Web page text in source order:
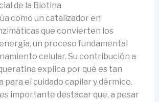
de la Biotina
como un catalizador en
que convierten los
un proceso fundamental
celular. Su contribución a
explica por qué es tan
para el cuidado capilar y dérmico.
importante destacar que, a pesar